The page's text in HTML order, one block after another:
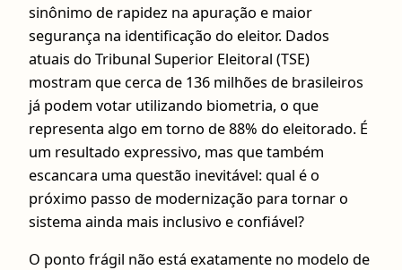
sinônimo de rapidez na apuração e maior
segurança na identificação do eleitor. Dados
atuais do Tribunal Superior Eleitoral (TSE)
mostram que cerca de 136 milhões de brasileiros
já podem votar utilizando biometria, o que
representa algo em torno de 88% do eleitorado. É
um resultado expressivo, mas que também
escancara uma questão inevitável: qual é o
próximo passo de modernização para tornar o
sistema ainda mais inclusivo e confiável?
O ponto frágil não está exatamente no modelo de